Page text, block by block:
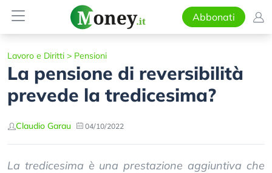
Abbonati
Lavoro e Diritti > Pensioni
La pensione di reversibilità
prevede la tredicesima?
Claudio Garau 04/10/2022
La tredicesima è una prestazione aggiuntiva che